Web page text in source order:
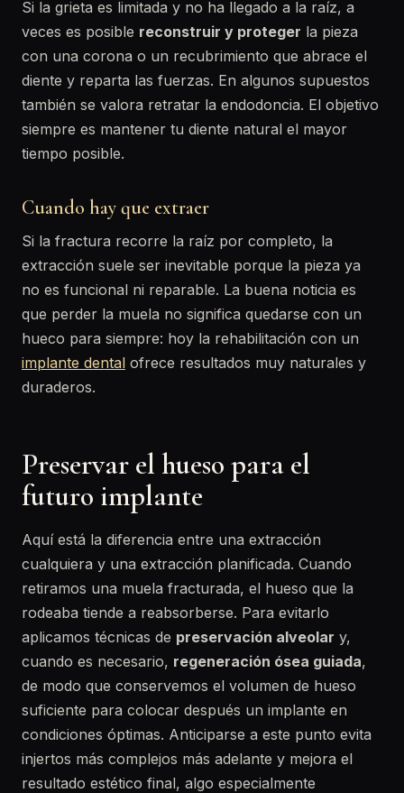
Si la grieta es limitada y no ha llegado a la raíz, a
veces es posible reconstruir y proteger la pieza
con una corona o un recubrimiento que abrace el
diente y reparta las fuerzas. En algunos supuestos
también se valora retratar la endodoncia. El objetivo
siempre es mantener tu diente natural el mayor
tiempo posible.
Cuando hay que extraer
Si la fractura recorre la raíz por completo, la
extracción suele ser inevitable porque la pieza ya
no es funcional ni reparable. La buena noticia es
que perder la muela no significa quedarse con un
hueco para siempre: hoy la rehabilitación con un
implante dental ofrece resultados muy naturales y
duraderos.
Preservar el hueso para el
futuro implante
Aquí está la diferencia entre una extracción
cualquiera y una extracción planificada. Cuando
retiramos una muela fracturada, el hueso que la
rodeaba tiende a reabsorberse. Para evitarlo
aplicamos técnicas de preservación alveolar y,
cuando es necesario, regeneración ósea guiada,
de modo que conservemos el volumen de hueso
suficiente para colocar después un implante en
condiciones óptimas. Anticiparse a este punto evita
injertos más complejos más adelante y mejora el
resultado estético final, algo especialmente